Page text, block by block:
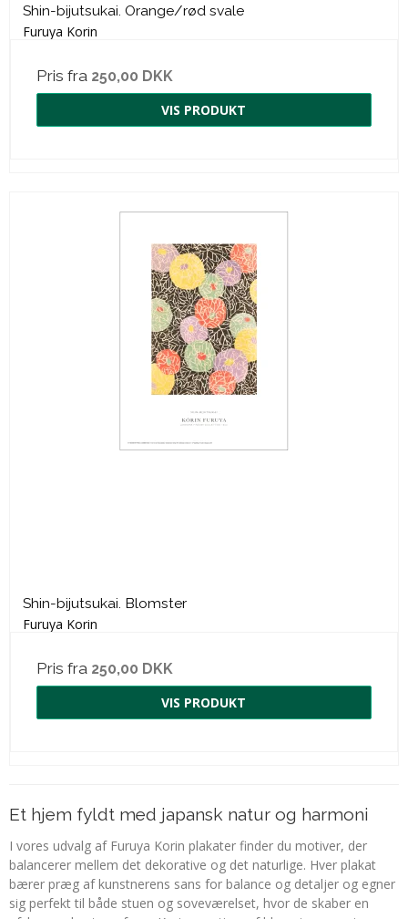
Shin-bijutsukai. Orange/rød svale
Furuya Korin
Pris fra 250,00 DKK
VIS PRODUKT
Shin-bijutsukai. Blomster
Furuya Korin
Pris fra 250,00 DKK
VIS PRODUKT
Et hjem fyldt med japansk natur og harmoni
I vores udvalg af Furuya Korin plakater finder du motiver, der
balancerer mellem det dekorative og det naturlige. Hver plakat
bærer præg af kunstnerens sans for balance og detaljer og egner
sig perfekt til både stuen og soveværelset, hvor de skaber en